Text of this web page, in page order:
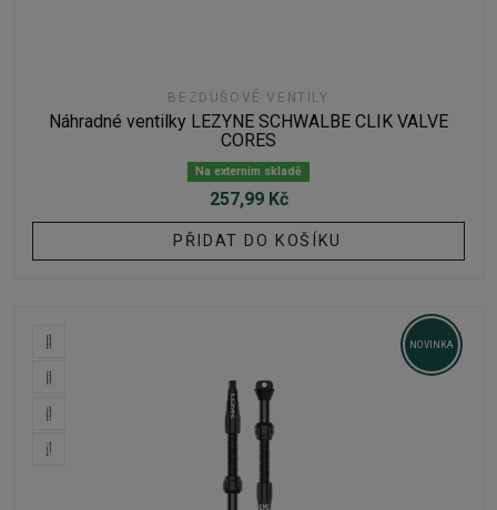
BEZDUŠOVÉ VENTILY
Náhradné ventilky LEZYNE SCHWALBE CLIK VALVE
CORES
Na externím skladě
257,99 Kč
PŘIDAT DO KOŠÍKU
NOVINKA